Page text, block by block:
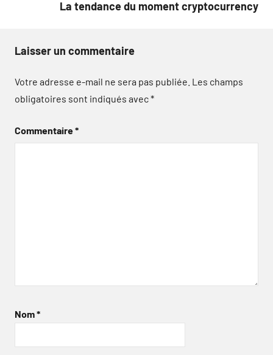
La tendance du moment cryptocurrency
Laisser un commentaire
Votre adresse e-mail ne sera pas publiée. Les champs
obligatoires sont indiqués avec*
Commentaire*
Nom*